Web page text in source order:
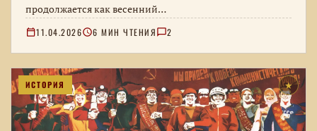
продолжается как весенний…
11.04.2026 6 МИН ЧТЕНИЯ 2
ИСТОРИЯ ★